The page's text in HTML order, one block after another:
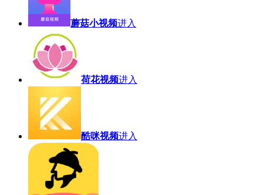
蘑菇小视频进入
荷花视频进入
酷咪视频进入